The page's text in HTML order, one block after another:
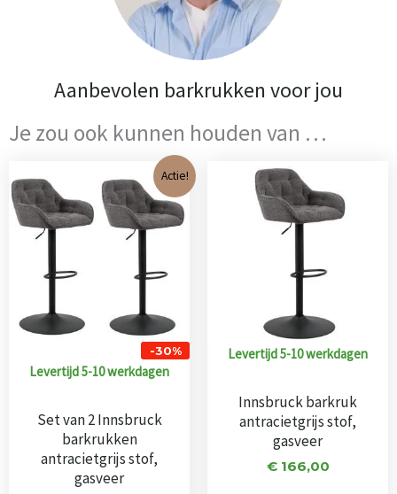
Aanbevolen barkrukken voor jou
Je zou ook kunnen houden van …
Actie!
-30%
Levertijd 5-10 werkdagen
Set van 2 Innsbruck
barkrukken
antracietgrijs stof,
gasveer
Oorspronkelijke
prijs
was:
€ 332,00.
Huidige
prijs
is:
€ 231,00.
Levertijd 5-10 werkdagen
Innsbruck barkruk
antracietgrijs stof,
gasveer
€166,00